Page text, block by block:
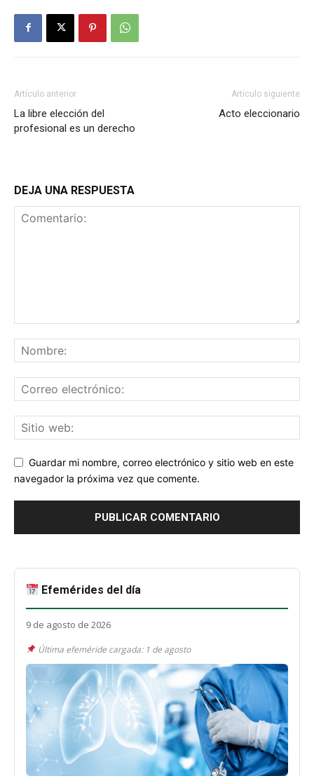
Artículo anterior
La libre elección del
profesional es un derecho
Artículo siguiente
Acto eleccionario
DEJA UNA RESPUESTA
Guardar mi nombre, correo electrónico y sitio web en este
navegador la próxima vez que comente.
Efemérides del día
9 de agosto de 2026
Última efeméride cargada: 1 de agosto